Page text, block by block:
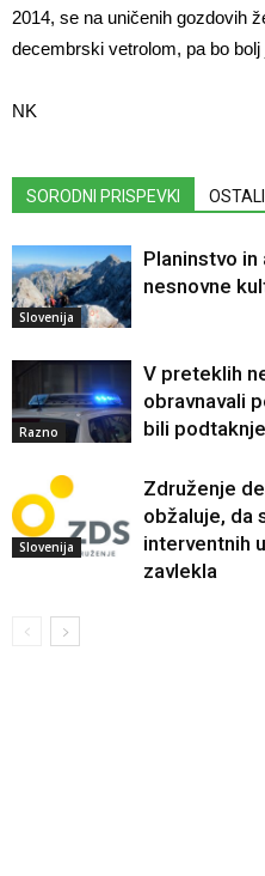
2014, se na uničenih gozdovih
decembrski vetrolom, pa bo
NK
SORODNI PRISPEVKI
Slovenija
Planinstvo
nesnovne
Razno
V preteklih
obravnavali
bili
Slovenija
Združenje
obžaluje, da
interventnih
zavlekla